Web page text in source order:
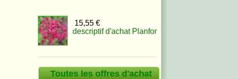
15,55 €
descriptif d'achat Planfor
Toutes les offres d'achat